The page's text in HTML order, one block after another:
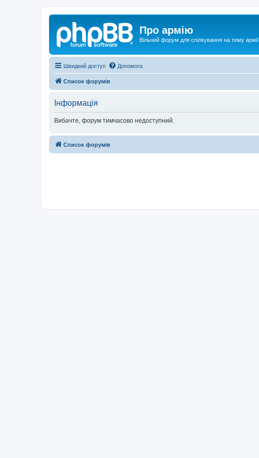
Про армію
Вільний форум для спілкування на тему армії
Швидкий доступ Допомога
Список форумів
Інформація
Вибачте, форум тимчасово недоступний.
Список форумів